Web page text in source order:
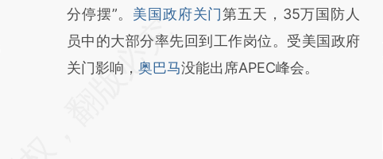
分停摆”。 美国政府关门第五天，35万国防人
员中的大部分率先回到工作岗位。受美国政府
关门影响， 奥巴马没能出席APEC峰会。